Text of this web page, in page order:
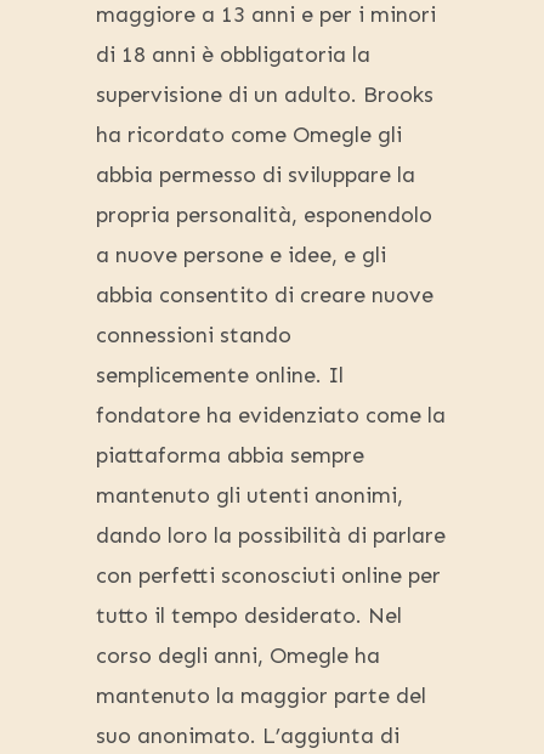
maggiore a 13 anni e per i minori
di 18 anni è obbligatoria la
supervisione di un adulto. Brooks
ha ricordato come Omegle gli
abbia permesso di sviluppare la
propria personalità, esponendolo
a nuove persone e idee, e gli
abbia consentito di creare nuove
connessioni stando
semplicemente online. Il
fondatore ha evidenziato come la
piattaforma abbia sempre
mantenuto gli utenti anonimi,
dando loro la possibilità di parlare
con perfetti sconosciuti online per
tutto il tempo desiderato. Nel
corso degli anni, Omegle ha
mantenuto la maggior parte del
suo anonimato. L’aggiunta di